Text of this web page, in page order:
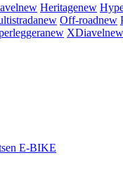
new Heritagenew
new Off-roadnew
new XDiavelnew
E-BIKE